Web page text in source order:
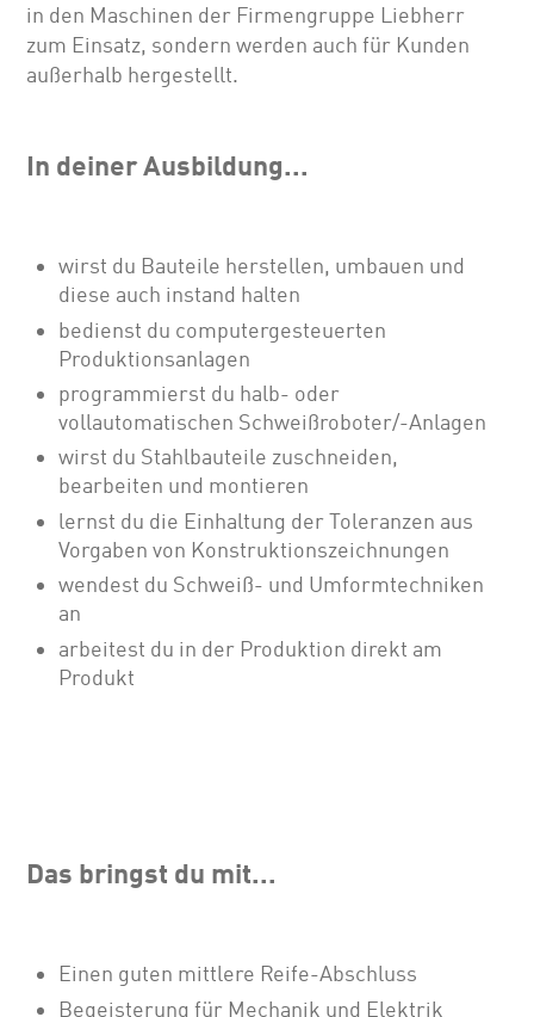
in den Maschinen der Firmengruppe Liebherr
zum Einsatz, sondern werden auch für Kunden
außerhalb hergestellt.
In deiner Ausbildung...
wirst du Bauteile herstellen, umbauen und
diese auch instand halten
bedienst du computergesteuerten
Produktionsanlagen
programmierst du halb- oder
vollautomatischen Schweißroboter/-Anlagen
wirst du Stahlbauteile zuschneiden,
bearbeiten und montieren
lernst du die Einhaltung der Toleranzen aus
Vorgaben von Konstruktionszeichnungen
wendest du Schweiß- und Umformtechniken
an
arbeitest du in der Produktion direkt am
Produkt
Das bringst du mit...
Einen guten mittlere Reife-Abschluss
Begeisterung für Mechanik und Elektrik